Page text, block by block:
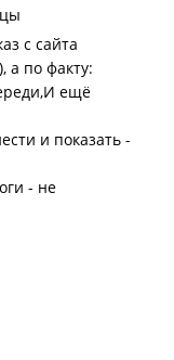
с сайта
а по факту:
ещё
и показать -
- не